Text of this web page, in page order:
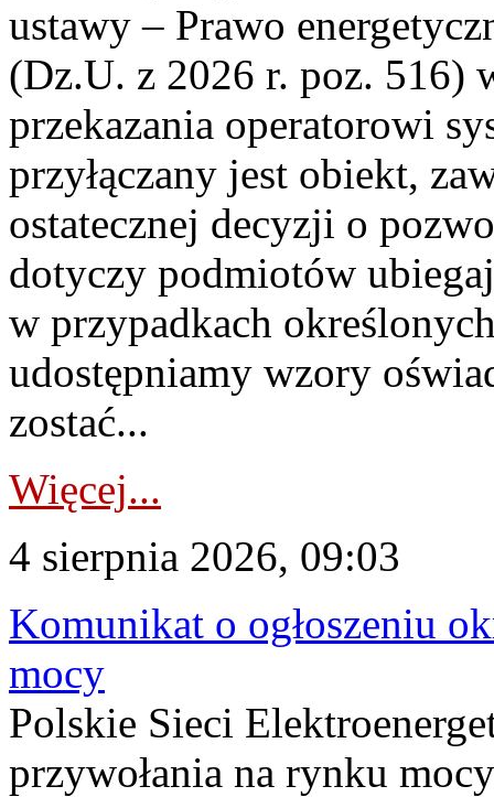
ustawy – Prawo
(Dz.U. z 2026 r. poz. 516)
przekazania operatorowi
przyłączany jest obiekt,
ostatecznej decyzji o
dotyczy podmiotów
w przypadkach
udostępniamy wzory
zostać...
Więcej...
4 sierpnia 2026, 09:03
Komunikat o ogłoszeniu
mocy
Polskie Sieci
przywołania na rynku